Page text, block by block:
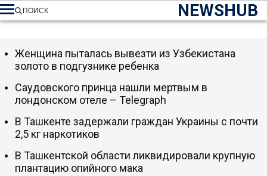
NEWSHUB
ПОИСК
Женщина пыталась вывезти из Узбекистана
золото в подгузнике ребенка
Саудовского принца нашли мертвым в
лондонском отеле – Telegraph
В Ташкенте задержали граждан Украины с почти
2,5 кг наркотиков
В Ташкентской области ликвидировали крупную
плантацию опийного мака